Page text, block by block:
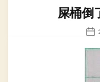
屎桶倒
发
日